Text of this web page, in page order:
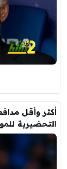
أكثر وأقل
التحضيرية